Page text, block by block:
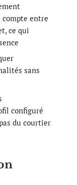
entre
ce qui
sans
configuré
du courtier